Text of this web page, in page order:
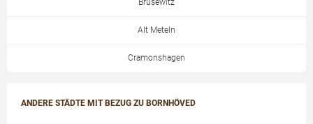
Brüsewitz
Alt Meteln
Cramonshagen
ANDERE STÄDTE MIT BEZUG ZU BORNHÖVED